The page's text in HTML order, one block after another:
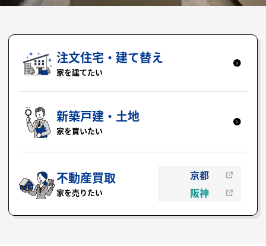
注文住宅・建て替え
家を建てたい
新築戸建・土地
家を買いたい
不動産買取
家を売りたい
京都
阪神